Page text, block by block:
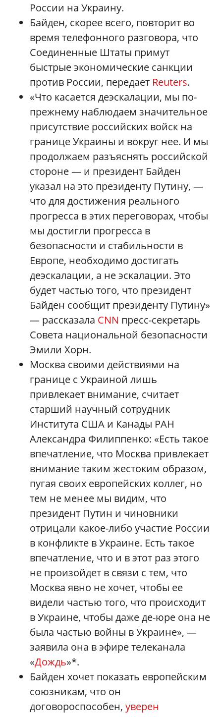
России на Украину.
Байден, скорее всего, повторит во
время телефонного разговора, что
Соединенные Штаты примут
быстрые экономические санкции
против России, передает Reuters.
«Что касается деэскалации, мы по-
прежнему наблюдаем значительное
присутствие российских войск на
границе Украины и вокруг нее. И мы
продолжаем разъяснять российской
стороне — и президент Байден
указал на это президенту Путину, —
что для достижения реального
прогресса в этих переговорах, чтобы
мы достигли прогресса в
безопасности и стабильности в
Европе, необходимо достигать
деэскалации, а не эскалации. Это
будет частью того, что президент
Байден сообщит президенту Путину»
— рассказала CNN пресс-секретарь
Совета национальной безопасности
Эмили Хорн.
Москва своими действиями на
границе с Украиной лишь
привлекает внимание, считает
старший научный сотрудник
Института США и Канады РАН
Александра Филиппенко: «Есть такое
впечатление, что Москва привлекает
внимание таким жестоким образом,
пугая своих европейских коллег, но
тем не менее мы видим, что
президент Путин и чиновники
отрицали какое-либо участие России
в конфликте в Украине. Есть такое
впечатление, что и в этот раз этого
не произойдет в связи с тем, что
Москва явно не хочет, чтобы ее
видели частью того, что происходит
в Украине, чтобы даже де-юре она не
была частью войны в Украине», —
заявила она в эфире телеканала
«Дождь»*.
Байден хочет показать европейским
союзникам, что он
договороспособен, уверен